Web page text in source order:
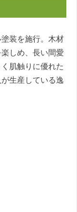
装を施行。木材
しめ、長い間愛
肌触りに優れた
生産している逸